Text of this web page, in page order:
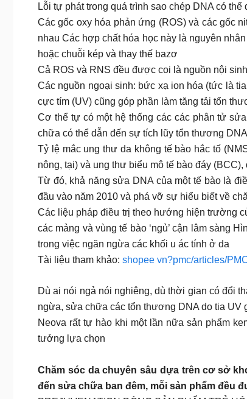
Lỗi tự phát trong quá trình sao chép DNA có
Các gốc oxy hóa phản ứng (ROS) và các gốc
nhau Các hợp chất hóa học này là nguyên
hoặc chuỗi kép và thay thế bazơ
Cả ROS và RNS đều được coi là nguồn nội
Các nguồn ngoại sinh: bức xạ ion hóa (tức là
cực tím (UV) cũng góp phần làm tăng tải tổn
Cơ thể tự có một hệ thống các các phân tử
chữa có thể dẫn đến sự tích lũy tổn thương
Tỷ lệ mắc ung thư da không tế bào hắc tố
nông, tại) và ung thư biểu mô tế bào đáy
Từ đó, khả năng sửa DNA của một tế bào là
đầu vào năm 2010 và phá vỡ sự hiểu biết về
Các liệu pháp điều trị theo hướng hiện trường
các mảng và vùng tế bào ‘ngủ’ cận lâm sàng
trong việc ngăn ngừa các khối u ác tính ở da
Tài liệu tham khảo: shopee vn?pmc/articles/
Dù ai nói ngả nói nghiêng, dù thời gian có đổi
ngừa, sửa chữa các tổn thương DNA do tia UV
Neova rất tự hào khi một lần nữa sản phẩm
tưởng lựa chọn
Chăm sóc da chuyên sâu dựa trên cơ sở
đến sửa chữa ban đêm, mỗi sản phẩm đều